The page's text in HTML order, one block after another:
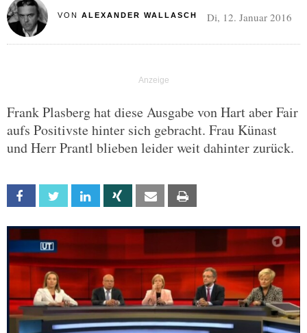
VON ALEXANDER WALLASCH Di, 12. Januar 2016
Frank Plasberg hat diese Ausgabe von Hart aber Fair
aufs Positivste hinter sich gebracht. Frau Künast
und Herr Prantl blieben leider weit dahinter zurück.
Facebook Twitter Linkedin Xing Email